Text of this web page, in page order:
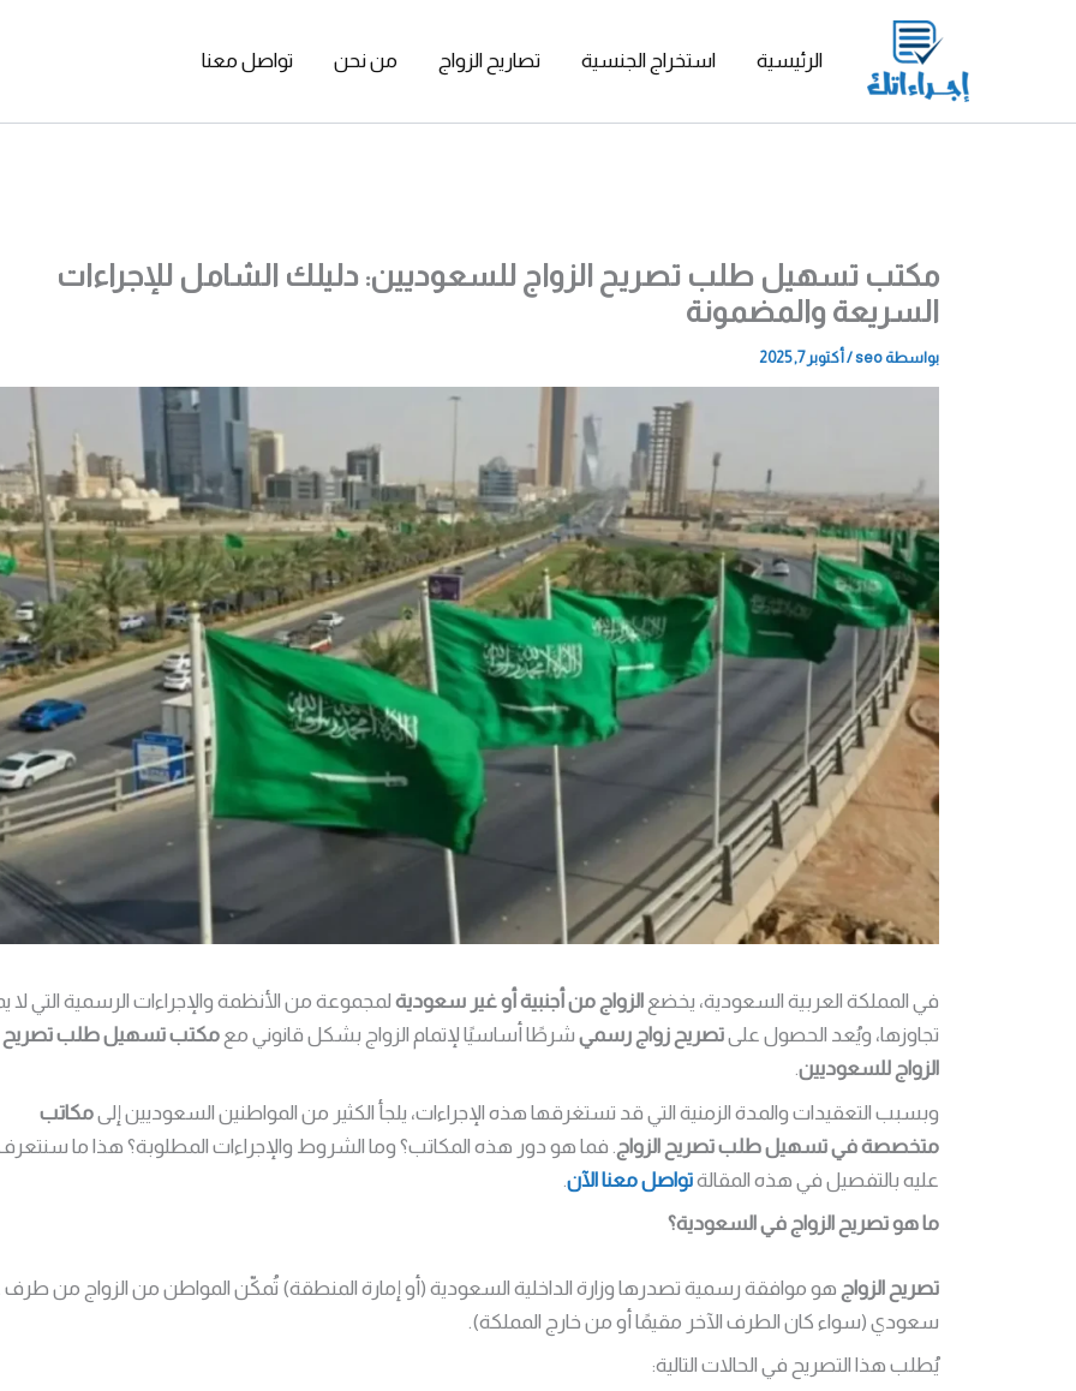
الرئيسية استخراج الجنسية تصاريح الزواج من نحن تواصل معنا
مكتب تسهيل طلب تصريح الزواج للسعوديين: دليلك الشامل للإجراءات
السريعة والمضمونة
بواسطة seo
/أكتوبر 7, 2025
في المملكة العربية السعودية، يخضعالزواج من أجنبية أو غير سعودية لمجموعة من الأنظمة والإجراءات الرسمية التي لا
تجاوزها، ويُعد الحصول علىتصريح زواج رسمي شرطًا أساسيًا لإتمام الزواج بشكل قانوني مع مكتب تسهيل طلب تصريح
الزواج للسعوديين.
وبسبب التعقيدات والمدة الزمنية التي قد تستغرقها هذه الإجراءات، يلجأ الكثير من المواطنين السعوديين إلىمكاتب
متخصصة في تسهيل طلب تصريح الزواج . فما هو دور هذه المكاتب؟ وما الشروط والإجراءات المطلوبة؟ هذا ما
عليه بالتفصيل في هذه المقالةتواصل معنا الآن
ما هو تصريح الزواج في السعودية؟
تصريح الزواج هو موافقة رسمية تصدرها وزارة الداخلية السعودية (أو إمارة المنطقة) تُمكّن المواطن من الزواج من طرف
سعودي (سواء كان الطرف الآخر مقيمًا أو من خارج المملكة).
يُطلب هذا التصريح في الحالات التالية: